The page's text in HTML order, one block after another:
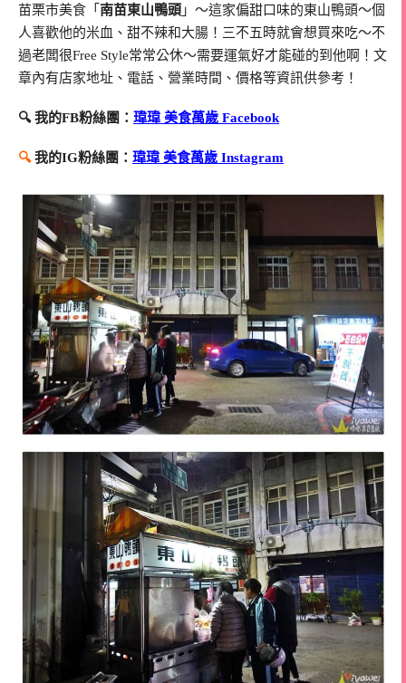
苗栗市美食「 南苗東山鴨頭 」～這家偏甜口味的東山鴨頭～個
人喜歡他的米血、甜不辣和大腸！三不五時就會想買來吃～不
過老闆很Free Style常常公休～需要運氣好才能碰的到他啊！文
章內有店家地址、電話、營業時間、價格等資訊供參考！
🔍 我的FB粉絲團： 瑋瑋 美食萬歲 Facebook
🔍我的IG粉絲團： 瑋瑋 美食萬歲 Instagram